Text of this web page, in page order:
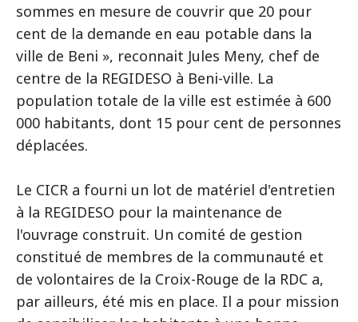
sommes en mesure de couvrir que 20 pour
cent de la demande en eau potable dans la
ville de Beni », reconnait Jules Meny, chef de
centre de la REGIDESO à Beni-ville. La
population totale de la ville est estimée à 600
000 habitants, dont 15 pour cent de personnes
déplacées.
Le CICR a fourni un lot de matériel d'entretien
à la REGIDESO pour la maintenance de
l'ouvrage construit. Un comité de gestion
constitué de membres de la communauté et
de volontaires de la Croix-Rouge de la RDC a,
par ailleurs, été mis en place. Il a pour mission